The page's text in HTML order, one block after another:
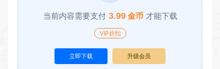
当前内容需要支付 3.99 金币 才能下载
VIP折扣
立即下载 升级会员